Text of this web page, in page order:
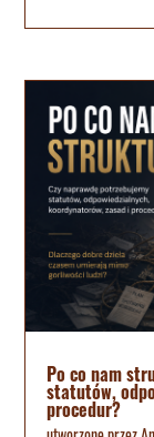
Po co nam
statutów,
procedur?